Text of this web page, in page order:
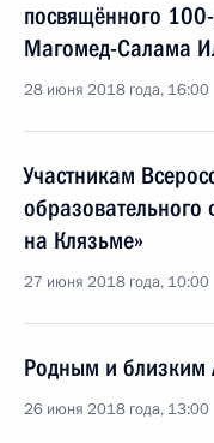
посвящённого
Магомед-Салама
28 июня 2018 года, 16:00
Участникам
на Клязьме»
27 июня 2018 года, 10:00
Родным и близким
26 июня 2018 года, 13:00